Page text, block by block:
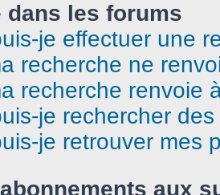
dans les forums
je effectuer une
recherche ne
recherche renvoie
je rechercher
je retrouver mes
aux